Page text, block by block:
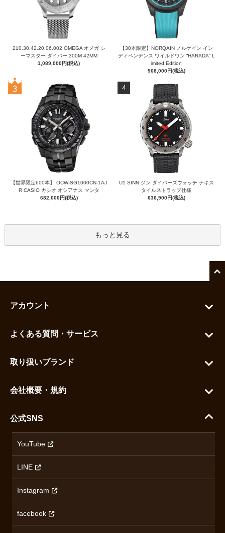
210.30.42.20.06.002 OMEGA オメガ シ
ーマスター ダイバー 300M 42MM
1,089,000円(税込)
【30本限定】NORQAIN ノルケイン イン
ディペンデンス ワイルドワン “HARADA” L
imited Edition
968,000円(税込)
【世界限定600本】 OCW-SG1000CN-1AJ
R CASIO カシオ オシアナス マンタ
682,000円(税込)
4
U1 SINN ジン ダイバーズウォッチ テキス
タイルストラップ仕様
636,900円(税込)
もっと見る
アカウント
カートを見る
お気に入りを見る
よくある質問・サービス
よくある質問
ご利用ガイド
配送・送料について
返品について
取り扱いブランド
シチズン
セイコー
カシオ
ミナセ
オリエントスター
オメガ
ショパール
ロンジン
会社概要・規約
会社概要
沿革
アクセス情報
プライバシーポリシー
コンテンツ制作ポリシーおよび生成AIの利用指針
公式SNS
YouTube
LINE
Instagram
facebook